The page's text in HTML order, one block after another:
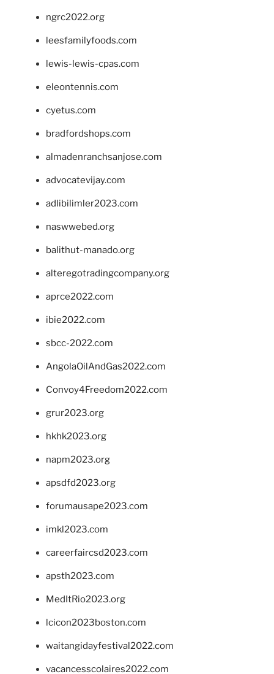
ngrc2022.org
leesfamilyfoods.com
lewis-lewis-cpas.com
eleontennis.com
cyetus.com
bradfordshops.com
almadenranchsanjose.com
advocatevijay.com
adlibilimler2023.com
naswwebed.org
balithut-manado.org
alteregotradingcompany.org
aprce2022.com
ibie2022.com
sbcc-2022.com
AngolaOilAndGas2022.com
Convoy4Freedom2022.com
grur2023.org
hkhk2023.org
napm2023.org
apsdfd2023.org
forumausape2023.com
imkl2023.com
careerfaircsd2023.com
apsth2023.com
MedItRio2023.org
lcicon2023boston.com
waitangidayfestival2022.com
vacancesscolaires2022.com